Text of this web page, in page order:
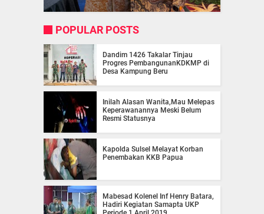
POPULAR POSTS
Dandim 1426 Takalar Tinjau
Progres PembangunanKDKMP di
Desa Kampung Beru
Inilah Alasan Wanita,Mau Melepas
Keperawanannya Meski Belum
Resmi Statusnya
Kapolda Sulsel Melayat Korban
Penembakan KKB Papua
Mabesad Kolenel Inf Henry Batara,
Hadiri Kegiatan Samapta UKP